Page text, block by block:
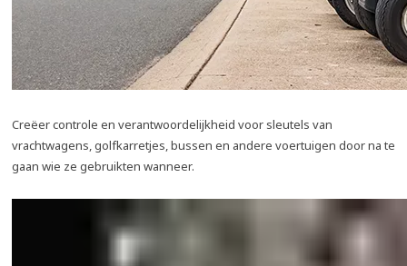
Creëer controle en verantwoordelijkheid voor sleutels van
vrachtwagens, golfkarretjes, bussen en andere voertuigen door na te
gaan wie ze gebruikten wanneer.